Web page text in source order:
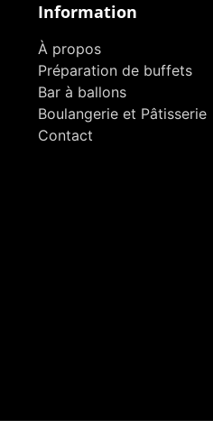
Information
À propos
Préparation de buffets
Bar à ballons
Boulangerie et Pâtisserie
Contact